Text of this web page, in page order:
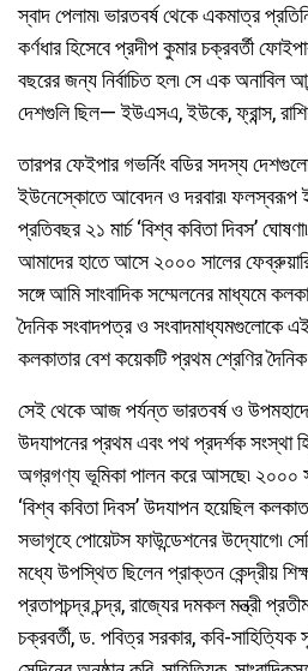
স্বাদ পেলাম৷ ভারতবর্ষ থেকে একমাত্র
কর্ণধার হিসেবে প্রদীপ কুমার চক্রবর্তী
বছরের জন্য নির্বাচিত হল৷ সে এক অনাবিল
দেশগুলি ছিল— ইউএসএ, ইউকে, ফ্রান্স,
তারপর ফেইপার গভর্নিং বডির সদস্য
ইউনেস্কোতে আবেদন ও দরবার৷ ফলস্বরূপ
প্রতিবছর ২১ মার্চ ‘বিশ্ব কবিতা দিবস’
আমাদের হাতে আসে ২০০০ সালের ফেব্রুয়ারি
সঙ্গে আমি সাংবাদিক সম্মেলনের মাধ্যমে
দৈনিক সংবাদপত্র ও সংবাদমাধ্যমগুলোকে
কলকাতার বেশ কয়েকটি প্রথম শ্রেণির
সেই থেকে আজ পর্যন্ত ভারতবর্ষ ও
উদযাপনের প্রথম এবং পথ প্রদর্শক সংস্থা
অগ্রগণ্য ভূমিকা পালন করে আসছে৷ ২০০০
‘বিশ্ব কবিতা দিবস’ উদযাপন হয়েছিল
সভাগৃহে পোয়েটস ফাউন্ডেশনের উদ্যোগে৷
মধ্যে উপস্থিত ছিলেন প্রাক্তন কেন্দ্রীয়
প্রতাপচন্দ্র চন্দ্র, রাজ্যের দমকল মন্ত্রী
চক্রবর্তী, ড. পবিত্র সরকার, কবি-সাহিত্যিক